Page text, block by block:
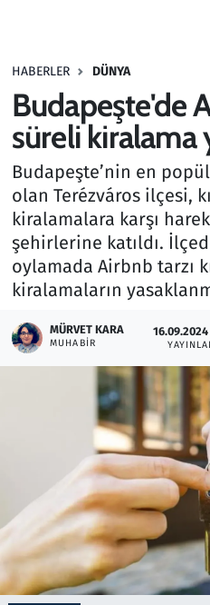
HABERLER DÜNYA
Budapeşte'de
süreli kiralama
Budapeşte’nin en
olan Terézváros ilçesi,
kiralamalara karşı
şehirlerine katıldı.
oylamada Airbnb tarzı
kiralamaların
MÜRVET KARA
MUHABIR
Haber
Kültür Sanat
Kurumsal Haberler
Lezzet Durağı
Memur ve Kamu
Ramazan
Resmi İlanlar
Rüya Tabirleri
Sağlık
Savunma Sanayi